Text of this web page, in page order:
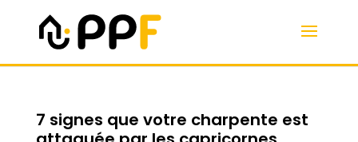
7 signes que votre charpente est